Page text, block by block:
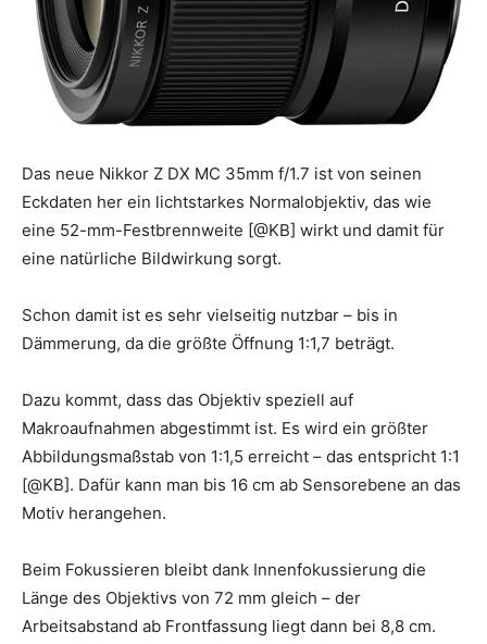
Das neue Nikkor Z DX MC 35mm f/1.7 ist von seinen
Eckdaten her ein lichtstarkes Normalobjektiv, das wie
eine 52-mm-Festbrennweite [@KB] wirkt und damit für
eine natürliche Bildwirkung sorgt.
Schon damit ist es sehr vielseitig nutzbar – bis in
Dämmerung, da die größte Öffnung 1:1,7 beträgt.
Dazu kommt, dass das Objektiv speziell auf
Makroaufnahmen abgestimmt ist. Es wird ein größter
Abbildungsmaßstab von 1:1,5 erreicht – das entspricht 1:1
[@KB]. Dafür kann man bis 16 cm ab Sensorebene an das
Motiv herangehen.
Beim Fokussieren bleibt dank Innenfokussierung die
Länge des Objektivs von 72 mm gleich – der
Arbeitsabstand ab Frontfassung liegt dann bei 8,8 cm.